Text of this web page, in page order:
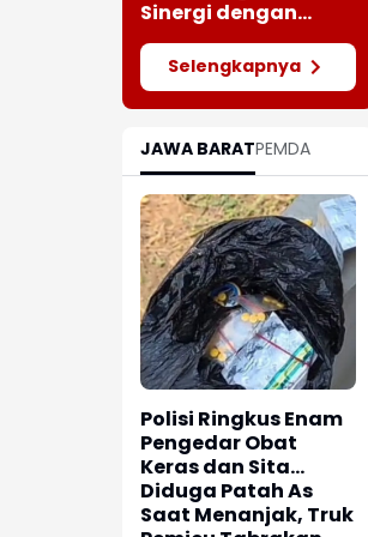
Meluas
Sinergi dengan
Insan Pers Melalui
Silaturahmi
Bersama Media
Selengkapnya
JAWA BARATPEMDA
Polisi Ringkus Enam
Pengedar Obat
Keras dan Sita
Ratusan Butir
Tramadol
Diduga Patah As
Saat Menanjak, Truk